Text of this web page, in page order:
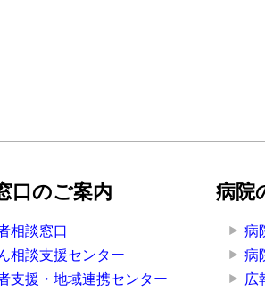
口のご案内
相談窓口
相談支援センター
支援・地域連携センター
病院
病
病
広